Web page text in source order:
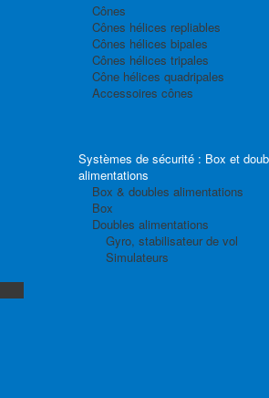
Cônes
Cônes hélices repliables
Cônes hélices bipales
Cônes hélices tripales
Cône hélices quadripales
Accessoires cônes
Systèmes de sécurité : Box et
alimentations
Box & doubles alimentations
Box
Doubles alimentations
Gyro, stabilisateur de vol
Simulateurs